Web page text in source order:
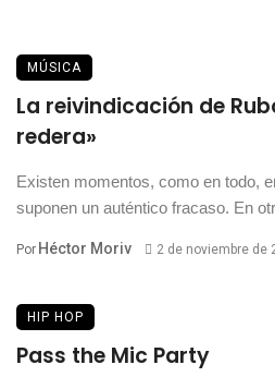
MÚSICA
La reivindicación de
redera»
Existen momentos, como en todo,
suponen un auténtico fracaso. En
Por Héctor Moriv 2 de noviembre de
HIP HOP
Pass the Mic Party